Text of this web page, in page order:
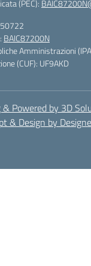
(PEC):
BAIC87200N
Amministrazioni
(CUF): UF9AKD
Powered by 3D
& Design by